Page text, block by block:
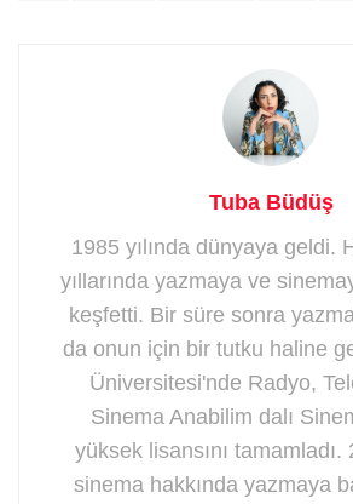
Tuba Büdüş
1985 yılında dünyaya geldi.
yıllarında yazmaya ve
keşfetti. Bir süre sonra
da onun için bir tutku haline
Üniversitesi'nde Radyo,
Sinema Anabilim dalı
yüksek lisansını tamamladı.
sinema hakkında yazmaya